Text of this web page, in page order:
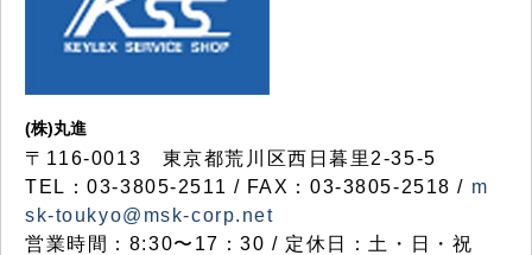
(株)丸進
〒116-0013 東京都荒川区西日暮里2-35-5
TEL：03-3805-2511 / FAX：03-3805-2518 / m
sk-toukyo@msk-corp.net
営業時間：8:30〜17：30 / 定休日：土・日・祝